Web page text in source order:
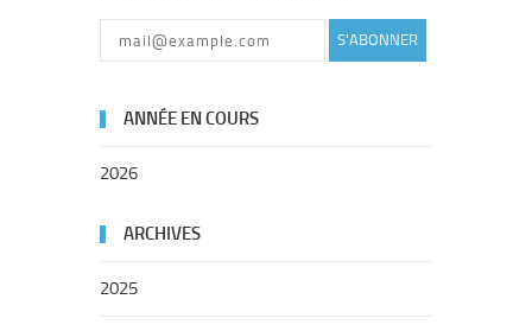
S'ABONNER
ANNÉE EN COURS
2026
ARCHIVES
2025